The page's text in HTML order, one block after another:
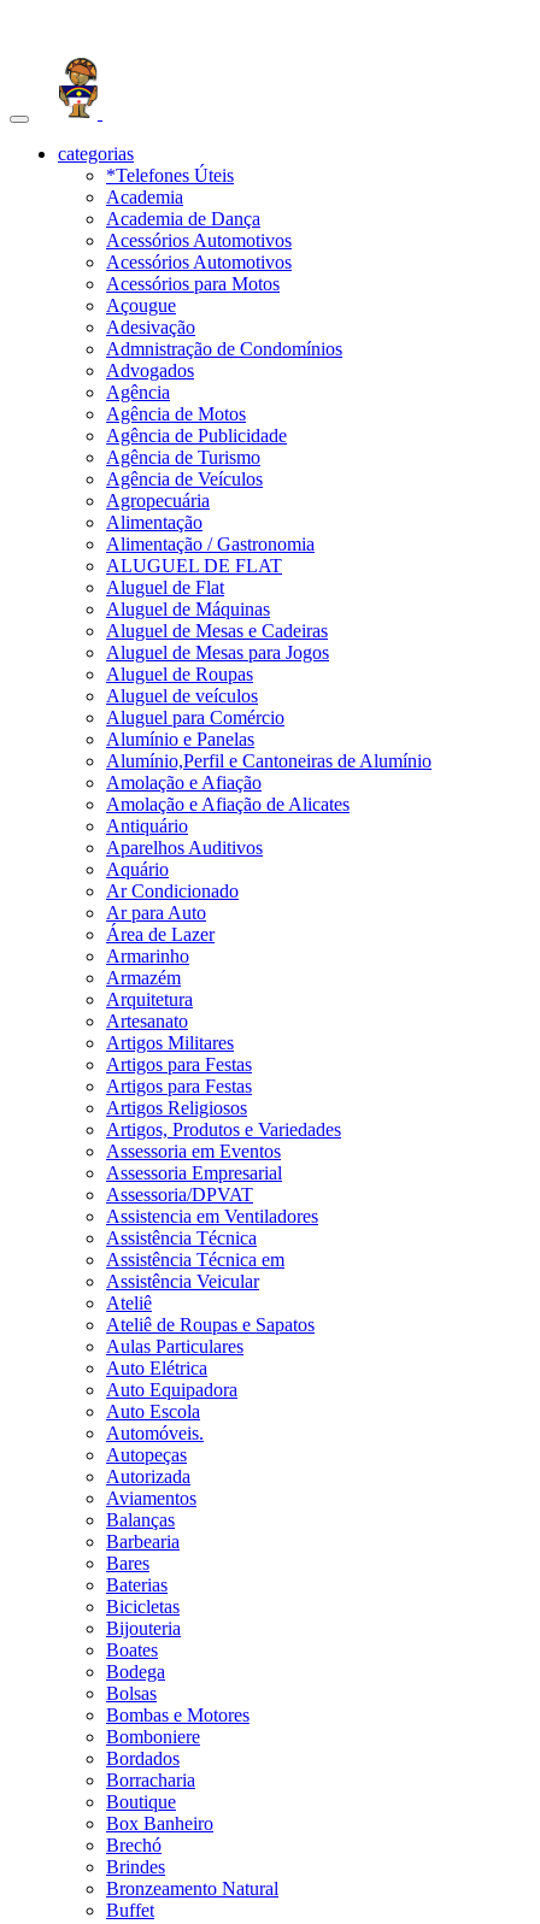
Toggle
navigationcategorias
*Telefones Úteis
Academia
Academia de Dança
Acessórios Automotivos
Acessórios Automotivos
Acessórios para Motos
Açougue
Adesivação
Admnistração de Condomínios
Advogados
Agência
Agência de Motos
Agência de Publicidade
Agência de Turismo
Agência de Veículos
Agropecuária
Alimentação
Alimentação / Gastronomia
ALUGUEL DE FLAT
Aluguel de Flat
Aluguel de Máquinas
Aluguel de Mesas e Cadeiras
Aluguel de Mesas para Jogos
Aluguel de Roupas
Aluguel de veículos
Aluguel para Comércio
Alumínio e Panelas
Alumínio,Perfil e Cantoneiras de Alumínio
Amolação e Afiação
Amolação e Afiação de Alicates
Antiquário
Aparelhos Auditivos
Aquário
Ar Condicionado
Ar para Auto
Área de Lazer
Armarinho
Armazém
Arquitetura
Artesanato
Artigos Militares
Artigos para Festas
Artigos para Festas
Artigos Religiosos
Artigos, Produtos e Variedades
Assessoria em Eventos
Assessoria Empresarial
Assessoria/DPVAT
Assistencia em Ventiladores
Assistência Técnica
Assistência Técnica em
Assistência Veicular
Ateliê
Ateliê de Roupas e Sapatos
Aulas Particulares
Auto Elétrica
Auto Equipadora
Auto Escola
Automóveis.
Autopeças
Autorizada
Aviamentos
Balanças
Barbearia
Bares
Baterias
Bicicletas
Bijouteria
Boates
Bodega
Bolsas
Bombas e Motores
Bomboniere
Bordados
Borracharia
Boutique
Box Banheiro
Brechó
Brindes
Bronzeamento Natural
Buffet